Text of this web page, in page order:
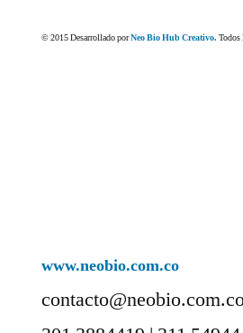
© 2015 Desarrollado porNeo Bio Hub Creativo. Todos
www.neobio.com.co